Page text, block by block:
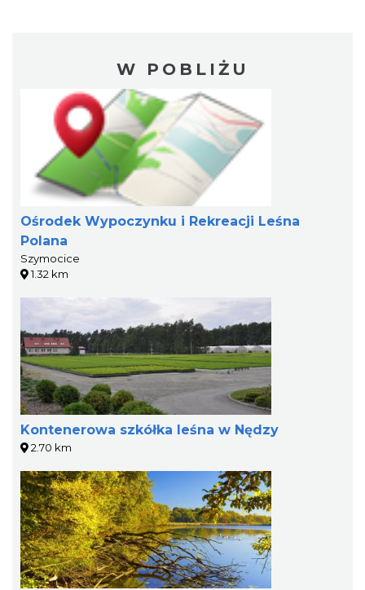
W POBLIŻU
Ośrodek Wypoczynku i Rekreacji Leśna
Polana
Szymocice
1.32 km
Kontenerowa szkółka leśna w Nędzy
2.70 km